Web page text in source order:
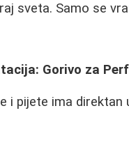
sveta. Samo se
Gorivo za
i pijete ima direktan